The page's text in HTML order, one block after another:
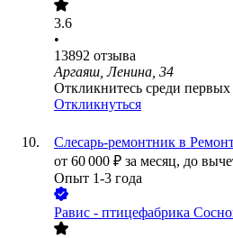
3.6
•
13892 отзыва
Аргаяш, Ленина, 34
Откликнитесь среди первых
Откликнуться
Слесарь-ремонтник в
от 60 000 ₽ за месяц, до
Опыт 1-3 года
Равис - птицефабрика